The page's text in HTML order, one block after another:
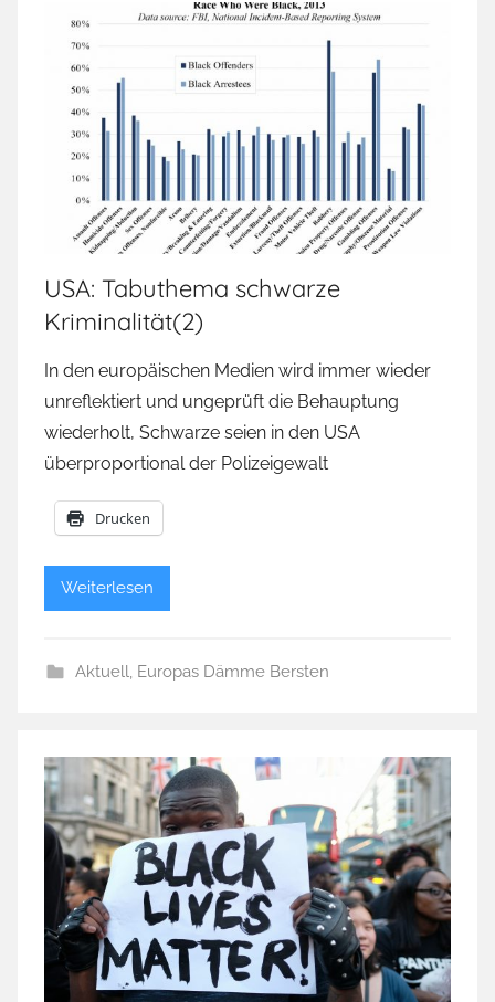
USA: Tabuthema schwarze
Kriminalität(2)
In den europäischen Medien wird immer wieder
unreflektiert und ungeprüft die Behauptung
wiederholt, Schwarze seien in den USA
überproportional der Polizeigewalt
Drucken
Weiterlesen
Aktuell Europas Dämme Bersten